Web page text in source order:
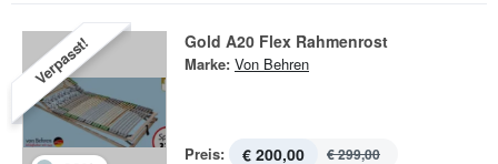
Verpasst! Gold A20 Flex Rahmenrost
Marke: Von Behren
Preis: € 200,00 € 299,00